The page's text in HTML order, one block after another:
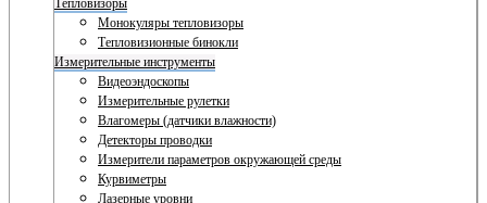
Тепловизоры
Монокуляры тепловизоры
Тепловизионные бинокли
Измерительные инструменты
Видеоэндоскопы
Измерительные рулетки
Влагомеры (датчики влажности)
Детекторы проводки
Измерители параметров окружающей среды
Курвиметры
Лазерные уровни